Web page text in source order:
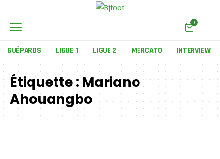
0
GUÉPARDS LIGUE 1 LIGUE 2 MERCATO INTERVIEW
Étiquette : Mariano
Ahouangbo